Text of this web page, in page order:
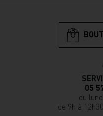
05
du
de 9h à